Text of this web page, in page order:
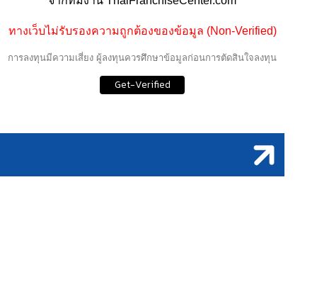
ทางเว็บไม่รับรองความถูกต้องของข้อมูล (Non-Verified)
การลงทุนมีความเสี่ยง ผู้ลงทุนควรศึกษาข้อมูลก่อนการตัดสินใจลงทุน
Get-Verified